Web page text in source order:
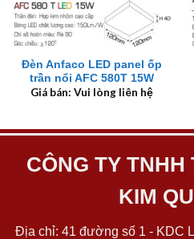
Đèn Anfaco LED panel ốp
trần nổi AFC 580T 15W
Giá bán: Vui lòng liên hệ
CÔNG TY
KIM
Địa chỉ: 41 đường số 1 - KDC